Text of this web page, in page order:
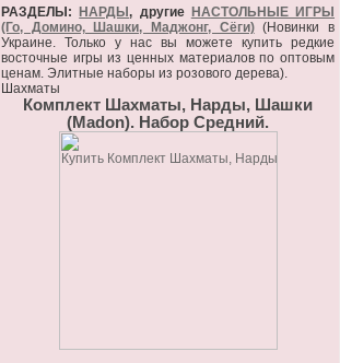
РАЗДЕЛЫ:
НАРДЫ, другие НАСТОЛЬНЫЕ ИГРЫ
(Го, Домино, Шашки, Маджонг, Сёги)(Новинки в
Украине. Только у нас вы можете купить редкие
восточные игры из ценных материалов по оптовым
ценам. Элитные наборы из розового дерева).
Шахматы
Комплект Шахматы, Нарды, Шашки
(Madon). Набор Средний.